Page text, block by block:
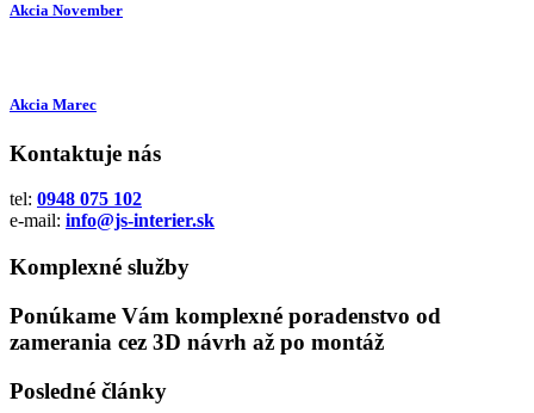
Akcia November
Akcia Marec
Kontaktuje nás
tel: 0948 075 102
e-mail: info@js-interier.sk
Komplexné služby
Ponúkame Vám komplexné poradenstvo od
zamerania cez 3D návrh až po montáž
Posledné články